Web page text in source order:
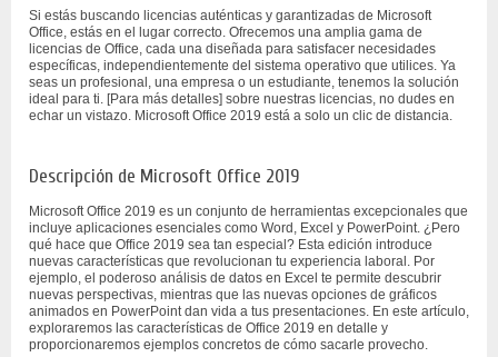
Si estás buscando licencias auténticas y garantizadas de Microsoft
Office, estás en el lugar correcto. Ofrecemos una amplia gama de
licencias de Office, cada una diseñada para satisfacer necesidades
específicas, independientemente del sistema operativo que utilices. Ya
seas un profesional, una empresa o un estudiante, tenemos la solución
ideal para ti. [Para más detalles] sobre nuestras licencias, no dudes en
echar un vistazo. Microsoft Office 2019 está a solo un clic de distancia.
Descripción de Microsoft Office 2019
Microsoft Office 2019 es un conjunto de herramientas excepcionales que
incluye aplicaciones esenciales como Word, Excel y PowerPoint. ¿Pero
qué hace que Office 2019 sea tan especial? Esta edición introduce
nuevas características que revolucionan tu experiencia laboral. Por
ejemplo, el poderoso análisis de datos en Excel te permite descubrir
nuevas perspectivas, mientras que las nuevas opciones de gráficos
animados en PowerPoint dan vida a tus presentaciones. En este artículo,
exploraremos las características de Office 2019 en detalle y
proporcionaremos ejemplos concretos de cómo sacarle provecho.